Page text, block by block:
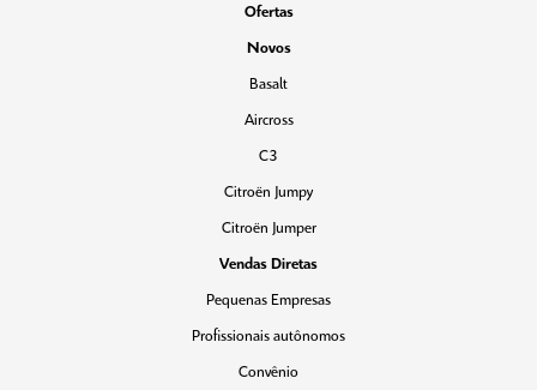
Ofertas
Novos
Basalt
Aircross
C3
Citroën Jumpy
Citroën Jumper
Vendas Diretas
Pequenas Empresas
Profissionais autônomos
Convênio